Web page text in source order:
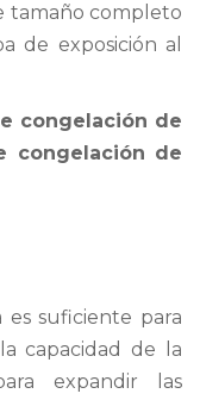
tamaño completo
de exposición al
congelación de
congelación de
suficiente para
capacidad de la
expandir las